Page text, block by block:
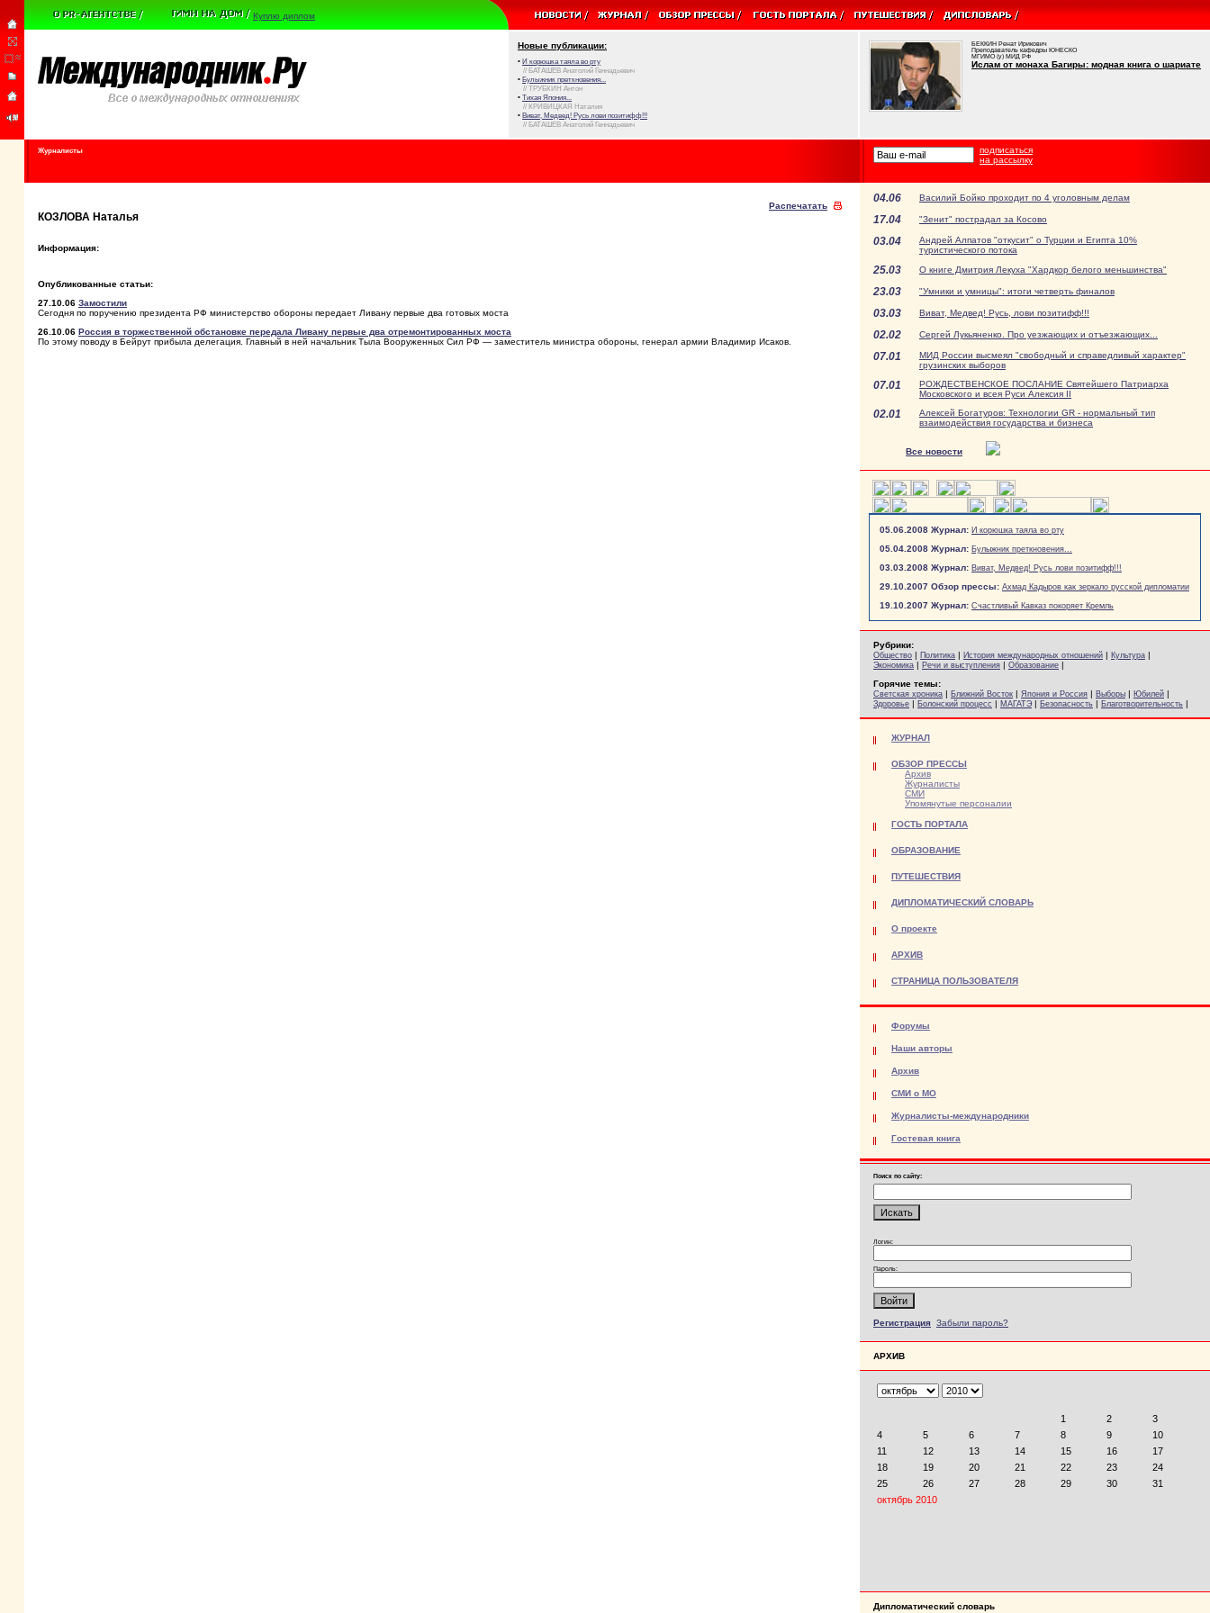
Куплю диплом
Новые публикации:
• И корюшка таяла во рту
// БАТАШЕВ Анатолий Геннадьевич
• Булыжник преткновения...
// ТРУБКИН Антон
• Тихая Япония...
// КРИВИЦКАЯ Наталия
• Виват, Медвед! Русь лови позитифф!!!
// БАТАШЕВ Анатолий Геннадьевич
БЕККИН Ренат Ирикович
Преподаватель кафедры ЮНЕСКО
МГИМО (у) МИД РФ
Ислам от монаха Багиры: модная книга о шариате
Журналисты
подписаться
на рассылку
Распечатать
КОЗЛОВА Наталья
Информация:
Опубликованные статьи:
27.10.06 Замостили
Сегодня по поручению президента РФ министерство обороны передает Ливану первые два готовых моста
26.10.06 Россия в торжественной обстановке передала Ливану первые два отремонтированных моста
По этому поводу в Бейрут прибыла делегация. Главный в ней начальник Тыла Вооруженных Сил РФ — заместитель министра обороны, генерал армии Владимир Исаков.
04.06 Василий Бойко проходит по 4 уголовным делам
17.04 "Зенит" пострадал за Косово
03.04
Андрей Алпатов "откусит" о Турции и Египта 10%
туристического потока
25.03 О книге Дмитрия Лекуха "Хардкор белого меньшинства"
23.03 "Умники и умницы": итоги четверть финалов
03.03 Виват, Медвед! Русь, лови позитифф!!!
02.02 Сергей Лукьяненко. Про уезжающих и отъезжающих...
07.01
МИД России высмеял "свободный и справедливый характер"
грузинских выборов
07.01
РОЖДЕСТВЕНСКОЕ ПОСЛАНИЕ Святейшего Патриарха
Московского и всея Руси Алексия II
02.01
Алексей Богатуров: Технологии GR - нормальный тип
взаимодействия государства и бизнеса
Все новости
05.06.2008 Журнал: И корюшка таяла во рту
05.04.2008 Журнал: Булыжник преткновения...
03.03.2008 Журнал: Виват, Медвед! Русь лови позитифф!!!
29.10.2007 Обзор прессы: Ахмад Кадыров как зеркало русской дипломатии
19.10.2007 Журнал: Счастливый Кавказ покоряет Кремль
Рубрики:
Общество | Политика | История международных отношений | Культура |
Экономика | Речи и выступления | Образование |
Горячие темы:
Светская хроника | Ближний Восток | Япония и Россия | Выборы | Юбилей |
Здоровье | Болонский процесс | МАГАТЭ | Безопасность | Благотворительность |
ЖУРНАЛ
ОБЗОР ПРЕССЫ
Архив
Журналисты
СМИ
Упомянутые персоналии
ГОСТЬ ПОРТАЛА
ОБРАЗОВАНИЕ
ПУТЕШЕСТВИЯ
ДИПЛОМАТИЧЕСКИЙ СЛОВАРЬ
О проекте
АРХИВ
СТРАНИЦА ПОЛЬЗОВАТЕЛЯ
Форумы
Наши авторы
Архив
СМИ о МО
Журналисты-международники
Гостевая книга
Поиск по сайту:
Логин:
Пароль:
Регистрация Забыли пароль?
АРХИВ
Дипломатический словарь